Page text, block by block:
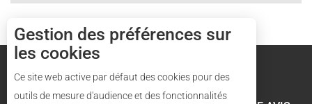
Gestion des préférences sur
les cookies
Ce site web active par défaut des cookies pour des
outils de mesure d'audience et des fonctionnalités